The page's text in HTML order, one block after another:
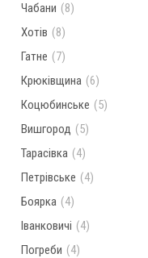
Чабани (8)
Хотів (8)
Гатне (7)
Крюківщина (6)
Коцюбинське (5)
Вишгород (5)
Тарасівка (4)
Петрівське (4)
Боярка (4)
Іванковичі (4)
Погреби (4)